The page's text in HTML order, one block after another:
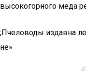
высокогорного меда
;Пчеловоды издавна
не»